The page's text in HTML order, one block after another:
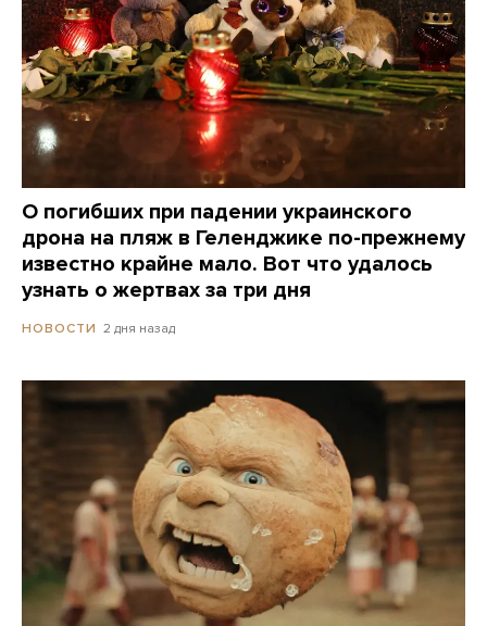
О погибших при падении украинского
дрона на пляж в Геленджике по-прежнему
известно крайне мало. Вот что удалось
узнать о жертвах за три дня
НОВОСТИ 2 дня назад